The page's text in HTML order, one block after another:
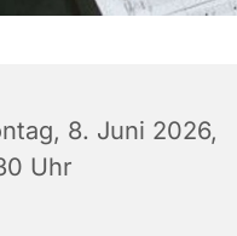
8. Juni 2026,
Uhr